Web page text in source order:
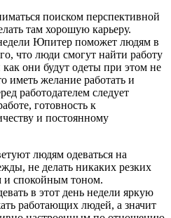
поиском перспективной
там хорошую карьеру.
Юпитер поможет людям в
что люди смогут найти работу
они будут одеты при этом не
иметь желание работать и
работодателем следует
готовность к
и постоянному
людям одеваться на
не делать никаких резких
и спокойным тоном.
в этот день недели яркую
работающих людей, а значит